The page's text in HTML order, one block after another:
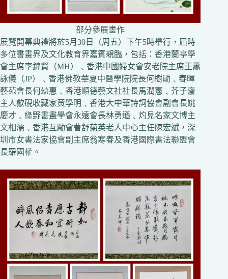
部分參展畫作
展覽開幕典禮將於5月30日（周五）下午5時舉行，屆時
多位書畫界及文化教育界嘉賓親臨，包括：香港蘭亭學
會主席李錦賢（MH）﹑香港中國婦女會安老院主席王蕭
詠儀（JP）﹑香港佛教華夏中醫學院院長何樹勛﹑春暉
藝苑會長何幼惠﹑香港順德藝文社社長馬潤憲﹑芥子齋
主人歙硯收藏家黃學明﹑香港大中華詩詞協會副會長姚
慶才﹑綠野書畫學會永遠會長林勇遜﹑灼見名家文博主
文相濡﹑香港互勵會曹舒菊英老人中心主任陳宏斌，深
圳市女書法家協會副主席翁寒春及香港國際書法聯盟會
長羅國權。